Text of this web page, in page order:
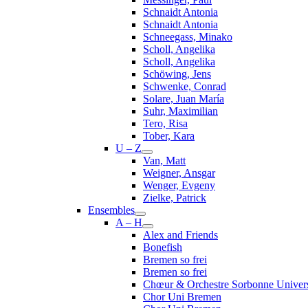
Schnaidt Antonia
Schnaidt Antonia
Schneegass, Minako
Scholl, Angelika
Scholl, Angelika
Schöwing, Jens
Schwenke, Conrad
Solare, Juan María
Suhr, Maximilian
Tero, Risa
Tober, Kara
U – Z
Van, Matt
Weigner, Ansgar
Wenger, Evgeny
Zielke, Patrick
Ensembles
A – H
Alex and Friends
Bonefish
Bremen so frei
Bremen so frei
Chœur & Orchestre Sorbonne
Chor Uni Bremen